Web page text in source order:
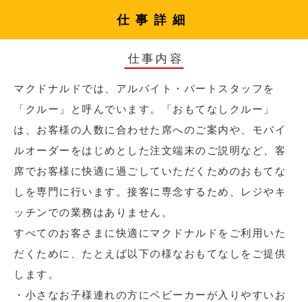
仕事詳細
仕事内容
マクドナルドでは、アルバイト・パートスタッフを
「クルー」と呼んでいます。「おもてなしクルー」
は、お客様の人数に合わせた席へのご案内や、モバイ
ルオーダーをはじめとした注文端末のご説明など、客
席でお客様に快適に過ごしていただくためのおもてな
しを専門に行います。接客に専念するため、レジやキ
ッチンでの業務はありません。
すべてのお客さまに快適にマクドナルドをご利用いた
だくために、たとえば以下の様なおもてなしをご提供
します。
・小さなお子様連れの方にベビーカーが入りやすいお